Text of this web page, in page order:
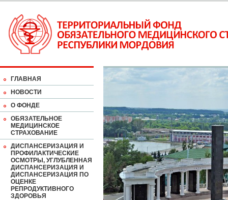
ГЛАВНАЯ
НОВОСТИ
О ФОНДЕ
ОБЯЗАТЕЛЬНОЕ
МЕДИЦИНСКОЕ
СТРАХОВАНИЕ
ДИСПАНСЕРИЗАЦИЯ И
ПРОФИЛАКТИЧЕСКИЕ
ОСМОТРЫ, УГЛУБЛЕННАЯ
ДИСПАНСЕРИЗАЦИЯ И
ДИСПАНСЕРИЗАЦИЯ ПО
ОЦЕНКЕ
РЕПРОДУКТИВНОГО
ЗДОРОВЬЯ